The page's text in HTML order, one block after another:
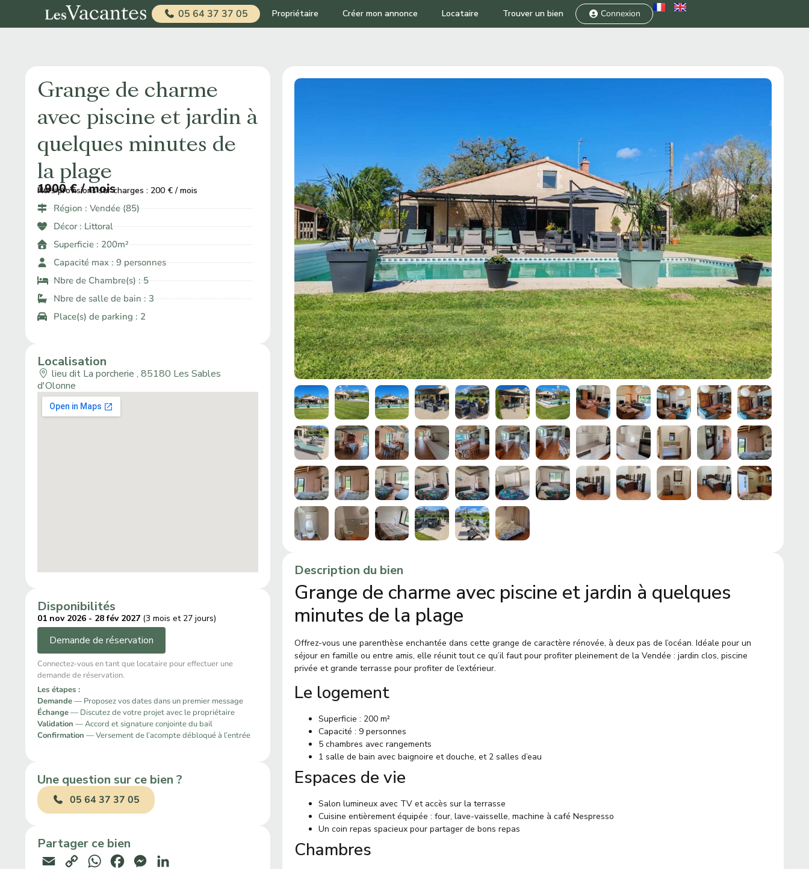
05 64 37 37 05 Propriétaire Créer mon annonce Locataire Trouver un bien Connexion
Grange de charme
avec piscine et jardin à
quelques minutes de
la plage
À partir de ​
1900 € / mois
Hors provisions sur charges : 200 € / mois
Région :Vendée (85)
Décor :Littoral
Superficie : 200m²
Capacité max : 9 personnes
Nbre de Chambre(s) : 5
Nbre de salle de bain : 3
Place(s) de parking : 2
Localisation
lieu dit La porcherie , 85180 Les Sables
d'Olonne
Disponibilités
01 nov 2026 - 28 fév 2027 (3 mois et 27 jours)
Demande de réservation
Connectez-vous en tant que locataire pour effectuer une
demande de réservation.
Les étapes :
Demande— Proposez vos dates dans un premier message
Échange— Discutez de votre projet avec le propriétaire
Validation — Accord et signature conjointe du bail
Confirmation — Versement de l’acompte débloqué à l’entrée
Une question sur ce bien ?
05 64 37 37 05
Partager ce bien
Email
Copy
WhatsAppFacebookMessenger
Description du bien
Grange de charme avec piscine et jardin à quelques
minutes de la plage
Offrez-vous une parenthèse enchantée dans cette grange de caractère rénovée, à deux pas de l’océan. Idéale pour un
séjour en famille ou entre amis, elle réunit tout ce qu’il faut pour profiter pleinement de la Vendée : jardin clos, piscine
privée et grande terrasse pour profiter de l’extérieur.
Le logement
Superficie : 200 m²
Capacité : 9 personnes
5 chambres avec rangements
1 salle de bain avec baignoire et douche, et 2 salles d’eau
Espaces de vie
Salon lumineux avec TV et accès sur la terrasse
Cuisine entièrement équipée : four, lave-vaisselle, machine à café Nespresso
Un coin repas spacieux pour partager de bons repas
Chambres